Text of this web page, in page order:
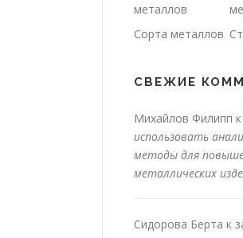
металлов
Сорта металлов
СВЕЖИЕ
Михайлов Филипп
использовать
методы для
металлических
Сидорова Берта к